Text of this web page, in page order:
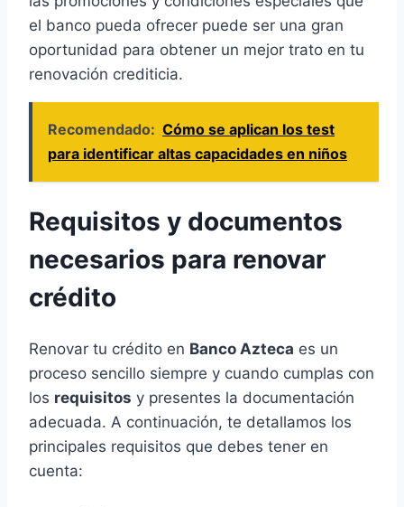
el banco pueda ofrecer puede ser una gran
oportunidad para obtener un mejor trato en tu
renovación crediticia.
Recomendado: Cómo se aplican los test
para identificar altas capacidades en niños
Requisitos y documentos
necesarios para renovar
crédito
Renovar tu crédito en Banco Azteca es un
proceso sencillo siempre y cuando cumplas con
los requisitos y presentes la documentación
adecuada. A continuación, te detallamos los
principales requisitos que debes tener en
cuenta: